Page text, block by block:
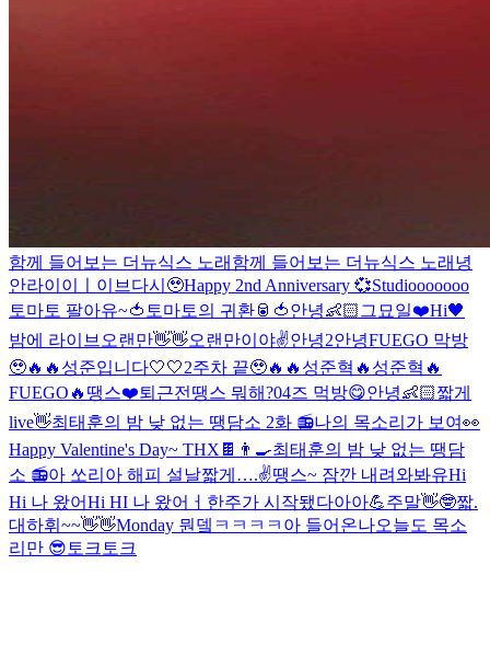
함께 들어보는 더뉴식스 노래 함께 들어보는 더뉴식스 노래 녕
안라이이ㅣ이브 다시🥹Happy 2nd Anniversary 💞Studiooooooo
토마토 팔아유~🍅 토마토의 귀환🥫🍅안녕👶🏻 그묘일❤️Hi🖤
밤에 라이브 오랜만👋👋오랜만이야✌️안녕2안녕FUEGO 막방
🥹🔥🔥 성준입니다🤍🤍2주차 끝🥹🔥🔥 성준혁🔥 성준혁🔥
FUEGO🔥 땡스❤️퇴근전 땡스 뭐해?04즈 먹방😋안녕👶🏻짧게
live👋최태훈의 밤 낮 없는 땡담소 2화 📻나의 목소리가 보여👀
Happy Valentine's Day~ THX🍫👨‍🍳최태훈의 밤 낮 없는 땡담
소 📻아 쏘리 아 해피 설날짧게….✌️땡스~ 잠깐 내려와봐유Hi
Hi 나 왔어Hi HI 나 왔어ㅓ 한주가 시작됐다아아💪주말👋🤓짧.
대하휘~~👋👋Monday 뭔뎈ㅋㅋㅋㅋ 아 들어온나오늘도 목소
리만 😎 토크토크